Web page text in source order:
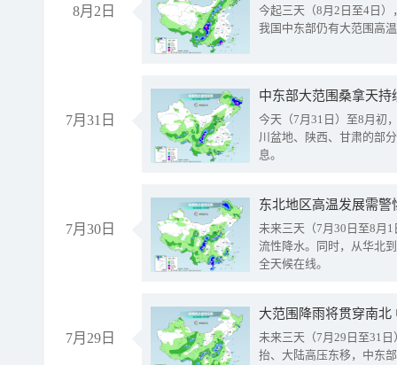
8月2日
今起三天（8月2日至4日
我国中东部仍有大范围高
7月31日
中东部大范围桑拿天
今天（7月31日）至8月初
川盆地、陕西、甘肃的部
息。
7月30日
东北地区高温发展需
未来三天（7月30日至8月
流性降水。同时，从华北
全天候在线。
7月29日
大范围降雨将贯穿南
未来三天（7月29日至31
抬、大陆高压东移，中东